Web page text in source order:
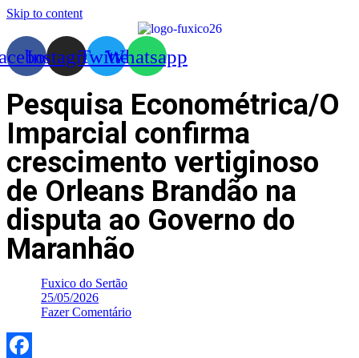
Skip to content
InstagramTwitterWhatsapp
Pesquisa Econométrica/O
Imparcial confirma
crescimento vertiginoso
de Orleans Brandão na
disputa ao Governo do
Maranhão
Fuxico do Sertão
25/05/2026
Fazer Comentário